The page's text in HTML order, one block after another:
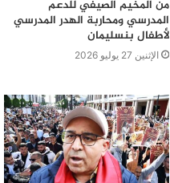
من المخيم الصيفي للدعم
المدرسي ومحاربة الهدر المدرسي
لأطفال بنسليمان
الإثنين 27 يوليو 2026